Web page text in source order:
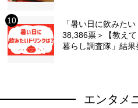
「暑い日に飲みた
38,386票＞【教え
暮らし調査隊」結果
エンタメ